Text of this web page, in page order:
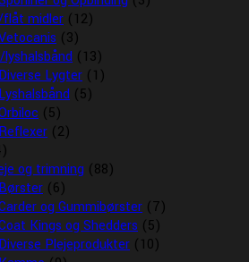
flåt midler (12)
(3)
(13)
Diverse Lygter (1)
Lyshalsbånd (5)
(5)
Reflexer (2)
og trimning (88)
Børster (6)
og Gummibørster (7)
Kings og Shedders (5)
Diverse Plejeprodukter (10)